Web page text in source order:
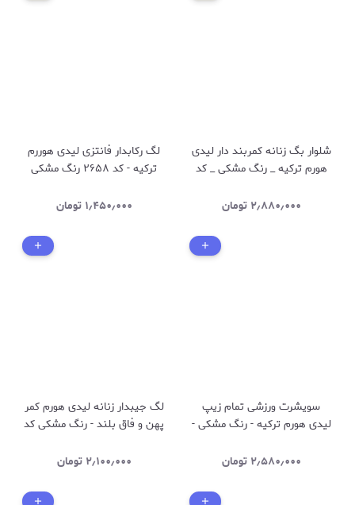
شلوار بگ زنانه کمربند دار لیدی
هورم ترکیه _ رنگ مشکی _ کد
۲٫۸۸۰٫۰۰۰ تومان
لگ رکابدار فانتزی لیدی هوررم
ترکیه - کد ۲۶۵۸ رنگ مشکی
۱٫۴۵۰٫۰۰۰ تومان
سویشرت ورزشی تمام زیپ
لیدی هورم ترکیه - رنگ مشکی -
۲٫۵۸۰٫۰۰۰ تومان
لگ جیبدار زنانه لیدی هورم کمر
پهن و فاق بلند - رنگ مشکی کد
۲٫۱۰۰٫۰۰۰ تومان